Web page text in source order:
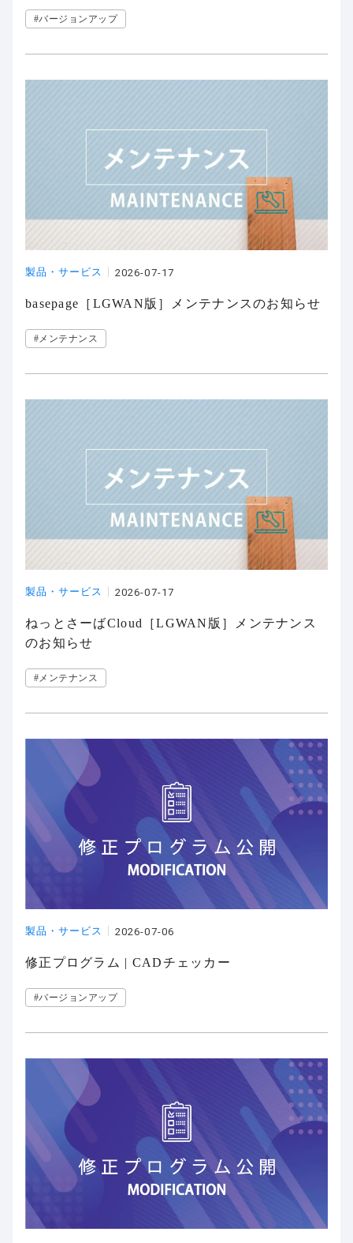
#バージョンアップ
製品・サービス 2026-07-17
basepage［LGWAN版］メンテナンスのお知らせ
#メンテナンス
製品・サービス 2026-07-17
ねっとさーばCloud［LGWAN版］メンテナンス
のお知らせ
#メンテナンス
製品・サービス 2026-07-06
修正プログラム | CADチェッカー
#バージョンアップ